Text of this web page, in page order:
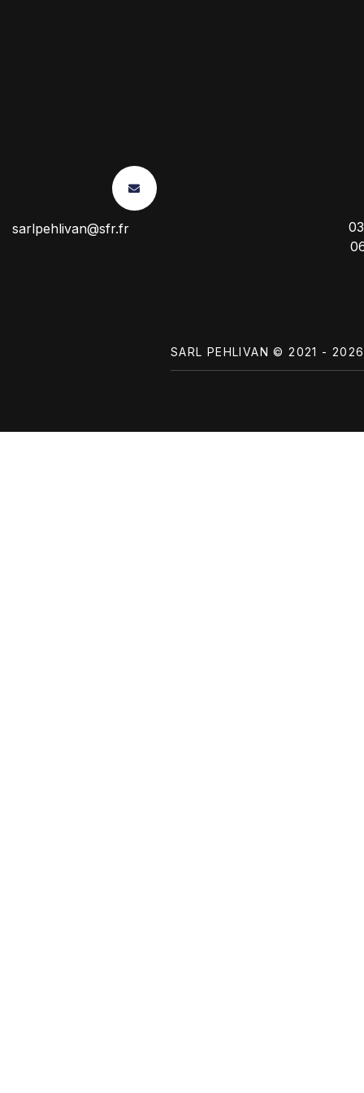
sarlpehlivan@sfr.fr
SARL PEHLIVAN © 2021 - 2026